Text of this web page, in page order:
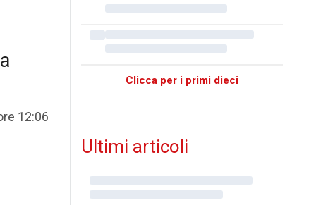
12:06
Clicca per i primi dieci
Ultimi articoli